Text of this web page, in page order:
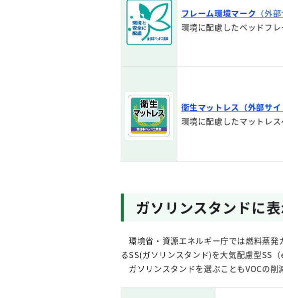
フレーム環境マーク （外
環境に配慮したベッドフ
衛生マットレス （外部サイ
環境に配慮したマットレ
ガソリンスタンドに
環境省・資源エネルギー庁では燃料蒸発
るSS(ガソリンスタンド)を大気配慮型SS
ガソリンスタンドを選ぶこともVOCの削